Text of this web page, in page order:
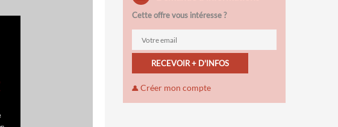
Cette offre vous intéresse ?
RECEVOIR + D'INFOS
Créer mon compte